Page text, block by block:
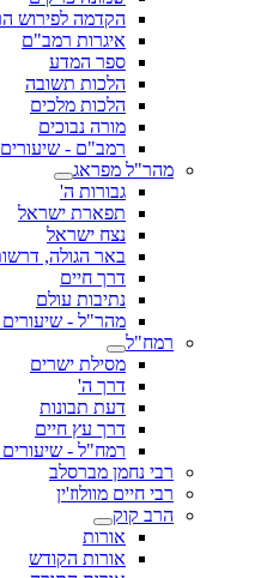
הקדמה לפירוש
איגרות רמב"ם
ספר המדע
הלכות תשובה
הלכות מלכים
מורה נבוכים
רמב"ם -
מהר"ל מפראג
גבורות ה'
תפארת ישראל
נצח ישראל
באר הגולה,
דרך חיים
נתיבות עולם
מהר"ל - שיעורים
רמח"ל
מסילת ישרים
דרך ה'
דעת תבונות
דרך עץ חיים
רמח"ל - שיעורים
רבי נחמן מברסלב
רבי חיים מוולוז'ין
הרב קוק
אורות
אורות הקודש